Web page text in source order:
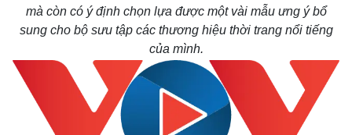
mà còn có ý định chọn lựa được một vài mẫu ưng ý bổ
sung cho bộ sưu tập các thương hiệu thời trang nổi tiếng
của mình.